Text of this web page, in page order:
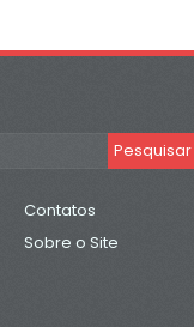
Contatos
Sobre o Site